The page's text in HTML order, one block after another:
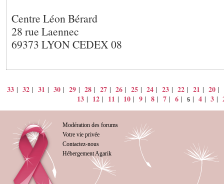
Centre Léon Bérard
28 rue Laennec
69373 LYON CEDEX 08
33 | 32 | 31 | 30 | 29 | 28 | 27 | 26 | 25 | 24 | 23 | 22 | 21 | 20 |
13 | 12 | 11 | 10 |9 |8 |7 |6 |5 |4 |3 |
Modération des forums
Votre vie privée
Contactez-nous
Hébergement Agarik